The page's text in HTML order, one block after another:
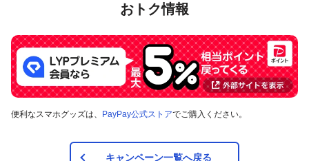
おトク情報
便利なスマホグッズは、 PayPay公式ストアでご購入ください。
キャンペーン一覧へ戻る